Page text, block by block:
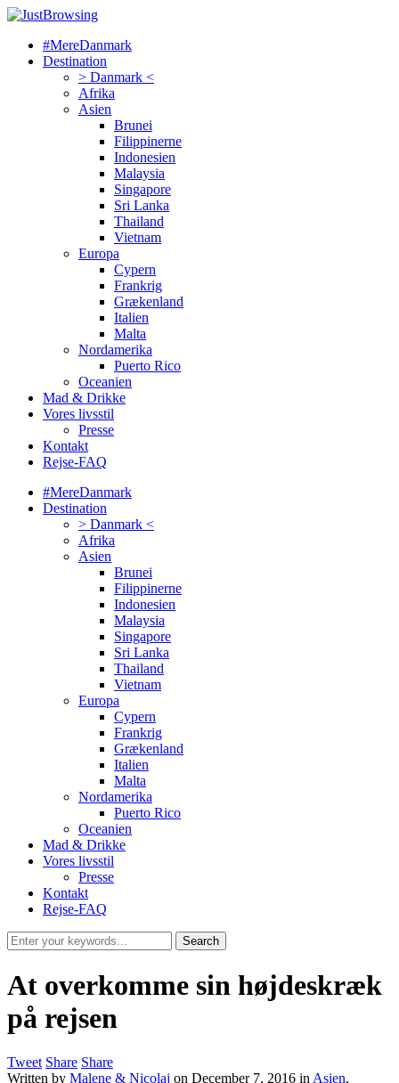
#MereDanmark
Destination
> Danmark <
Afrika
Asien
Brunei
Filippinerne
Indonesien
Malaysia
Singapore
Sri Lanka
Thailand
Vietnam
Europa
Cypern
Frankrig
Grækenland
Italien
Malta
Nordamerika
Puerto Rico
Oceanien
Mad & Drikke
Vores livsstil
Presse
Kontakt
Rejse-FAQ
#MereDanmark
Destination
> Danmark <
Afrika
Asien
Brunei
Filippinerne
Indonesien
Malaysia
Singapore
Sri Lanka
Thailand
Vietnam
Europa
Cypern
Frankrig
Grækenland
Italien
Malta
Nordamerika
Puerto Rico
Oceanien
Mad & Drikke
Vores livsstil
Presse
Kontakt
Rejse-FAQ
At overkomme sin højdeskræk
på rejsen
Tweet Share Share
Written by Malene & Nicolaj on December 7, 2016 in Asien,